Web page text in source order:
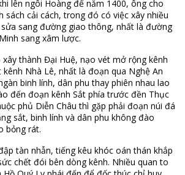
lên ngôi Hoàng đế năm 1400, ông cho
sách cải cách, trong đó có việc xây nhiều
sang đường giao thông, nhất là đường
sang xâm lược.
thành Đại Huệ, nạo vét mở rộng kênh
kênh Nhà Lê, nhất là đoạn qua Nghệ An
binh lính, dân phu thay phiên nhau lao
đến đoạn kênh Sắt phía trước đền Thục
phủ Diễn Châu thì gặp phải đoạn núi đá
sắt, binh lính và dân phu không đào
bỏng rát.
tàn nhẫn, tiếng kêu khóc oán thán khắp
chết đói bên dòng kênh. Nhiều quan to